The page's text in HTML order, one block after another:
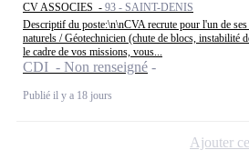
CV ASSOCIES - 93 - SAINT-DENIS
Descriptif du poste:\n\nCVA recrute pour l'un de
naturels / Géotechnicien (chute de blocs, instabilité
le cadre de vos missions, vous...
CDI - Non renseigné
Publié il y a 18 jours
Ajouter